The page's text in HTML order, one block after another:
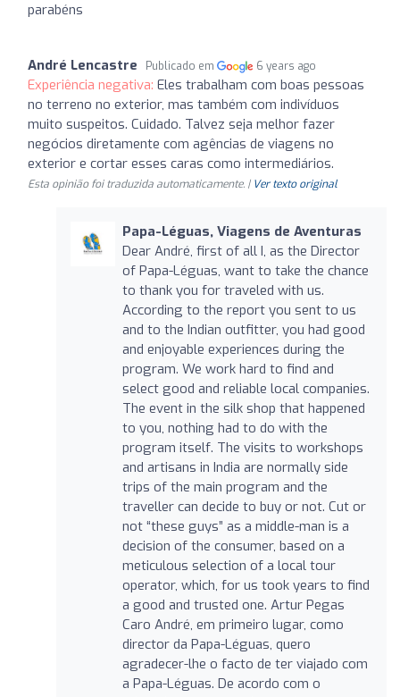
parabéns
André Lencastre Publicado em 6 years ago
Experiência negativa: Eles trabalham com boas pessoas
no terreno no exterior, mas também com indivíduos
muito suspeitos. Cuidado. Talvez seja melhor fazer
negócios diretamente com agências de viagens no
exterior e cortar esses caras como intermediários.
Esta opinião foi traduzida automaticamente. | Ver texto original
Papa-Léguas, Viagens de Aventuras
Dear André, first of all I, as the Director
of Papa-Léguas, want to take the chance
to thank you for traveled with us.
According to the report you sent to us
and to the Indian outfitter, you had good
and enjoyable experiences during the
program. We work hard to find and
select good and reliable local companies.
The event in the silk shop that happened
to you, nothing had to do with the
program itself. The visits to workshops
and artisans in India are normally side
trips of the main program and the
traveller can decide to buy or not. Cut or
not “these guys” as a middle-man is a
decision of the consumer, based on a
meticulous selection of a local tour
operator, which, for us took years to find
a good and trusted one. Artur Pegas
Caro André, em primeiro lugar, como
director da Papa-Léguas, quero
agradecer-lhe o facto de ter viajado com
a Papa-Léguas. De acordo com o